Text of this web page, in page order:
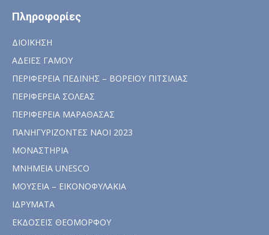
Πληροφορίες
ΔΙΟΙΚΗΣΗ
ΑΔΕΙΕΣ ΓΑΜΟΥ
ΠΕΡΙΦΕΡΕΙΑ ΠΕΔΙΝΗΣ – ΒΟΡΕΙΟΥ ΠΙΤΣΙΛΙΑΣ
ΠΕΡΙΦΕΡΕΙΑ ΣΟΛΕΑΣ
ΠΕΡΙΦΕΡΕΙΑ ΜΑΡΑΘΑΣΑΣ
ΠΑΝΗΓΥΡΙΖΟΝΤΕΣ ΝΑΟΙ 2023
ΜΟΝΑΣΤΗΡΙΑ
ΜΝΗΜΕΙΑ UNESCO
ΜΟΥΣΕΙΑ – ΕΙΚΟΝΟΦΥΛΑΚΙΑ
ΙΔΡΥΜΑΤΑ
ΕΚΔΟΣΕΙΣ ΘΕΟΜΟΡΦΟΥ